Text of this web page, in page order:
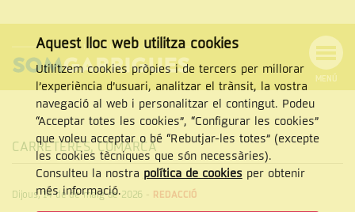
NAVEGACIÓ
MENÚ
Cercar
CERCAR
CARRETERES,COMARCA
Dijous, 14 de de maig de 2026 - REDACCIÓ
Aquest lloc web utilitza cookies
Utilitzem cookies pròpies i de tercers per millorar
l’experiència d’usuari, analitzar el trànsit, la vostra
navegació al web i personalitzar el contingut. Podeu
“Acceptar totes les cookies”, “Configurar les cookies”
que voleu acceptar o bé “Rebutjar-les totes” (excepte
les cookies tècniques que són necessàries).
Consulteu la nostra política de cookiesper obtenir
més informació.